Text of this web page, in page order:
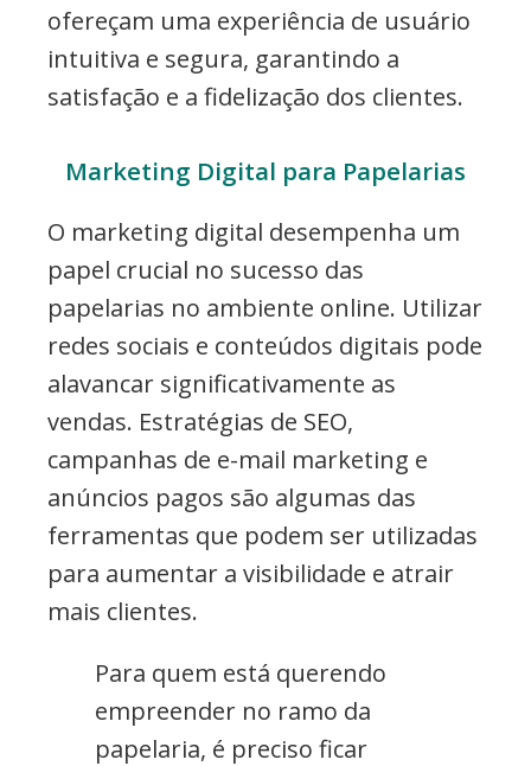
ofereçam uma experiência de usuário
intuitiva e segura, garantindo a
satisfação e a fidelização dos clientes.
Marketing Digital para Papelarias
O marketing digital desempenha um
papel crucial no sucesso das
papelarias no ambiente online. Utilizar
redes sociais e conteúdos digitais pode
alavancar significativamente as
vendas. Estratégias de SEO,
campanhas de e-mail marketing e
anúncios pagos são algumas das
ferramentas que podem ser utilizadas
para aumentar a visibilidade e atrair
mais clientes.
Para quem está querendo
empreender no ramo da
papelaria, é preciso ficar